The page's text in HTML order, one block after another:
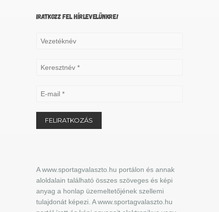
IRATKOZZ FEL HÍRLEVELÜNKRE!
A www.sportagvalaszto.hu portálon és annak
aloldalain található összes szöveges és képi
anyag a honlap üzemeltetőjének szellemi
tulajdonát képezi. A www.sportagvalaszto.hu